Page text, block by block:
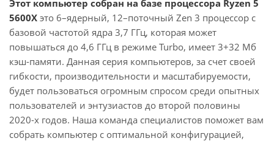
Этот компьютер собран на базе процессора Ryzen 5
5600X это 6–ядерный, 12–поточный Zen 3 процессор с
базовой частотой ядра 3,7 ГГц, которая может
повышаться до 4,6 ГГц в режиме Turbo, имеет 3+32 Мб
кэш-памяти. Данная серия компьютеров, за счет своей
гибкости, производительности и масштабируемости,
будет пользоваться огромным спросом среди опытных
пользователей и энтузиастов до второй половины
2020-х годов. Наша команда специалистов поможет вам
собрать компьютер с оптимальной конфигурацией,